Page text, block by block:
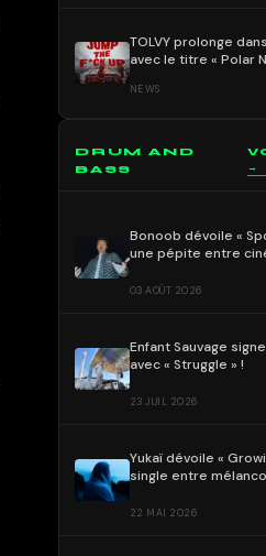
TOLVY prolonge
avec le titre « Polar
NEWS
DRUM AND
BASS
→
Bonoob dévoile «
une pépite entre
03 AOÛT 2026
Enfant Sauvage
avec « Struggle » !
23 JUIL 2026
Yukaï dévoile «
single entre
22 MAI 2026